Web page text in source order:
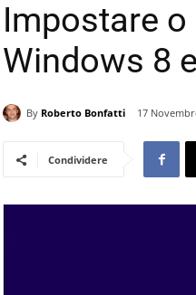
Impostare
Windows 8
By Roberto Bonfatti 17
Condividere